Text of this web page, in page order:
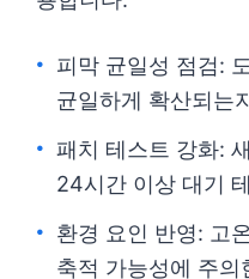
피막 균일성 점검:
균일하게 확산되는
패치 테스트 강화:
24시간 이상 대기
환경 요인 반영: 고
축적 가능성에 주의